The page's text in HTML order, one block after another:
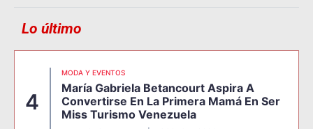
Lo último
4
MODA Y EVENTOS
María Gabriela Betancourt Aspira A
Convertirse En La Primera Mamá En Ser
Miss Turismo Venezuela